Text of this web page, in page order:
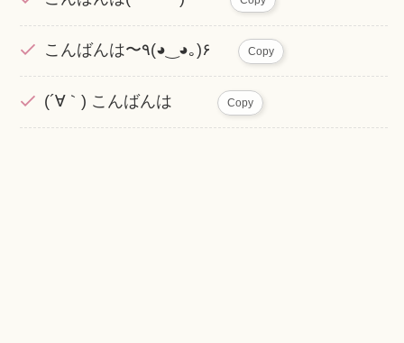
こんばんは〜٩(◕‿◕｡)۶ Copy
(´∀｀) こんばんは Copy